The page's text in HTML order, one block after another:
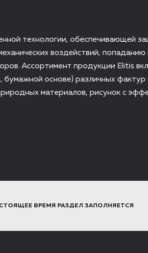
технологии, обеспечивающей
воздействий, попаданию
Ассортимент продукции Elitis
бумажной основе) различных фактур
материалов, рисунок с
ВРЕМЯ РАЗДЕЛ ЗАПОЛНЯЕТСЯ